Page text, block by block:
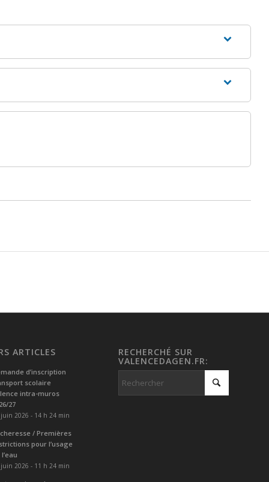
ARTICLES
d’inscription
scolaire
intra-muros
27
2026 - 14 h 24 min
/ Premières
pour l’usage
2026 - 11 h 24 min
RECHERCHÉ SUR
VALENCEDAGEN.FR: